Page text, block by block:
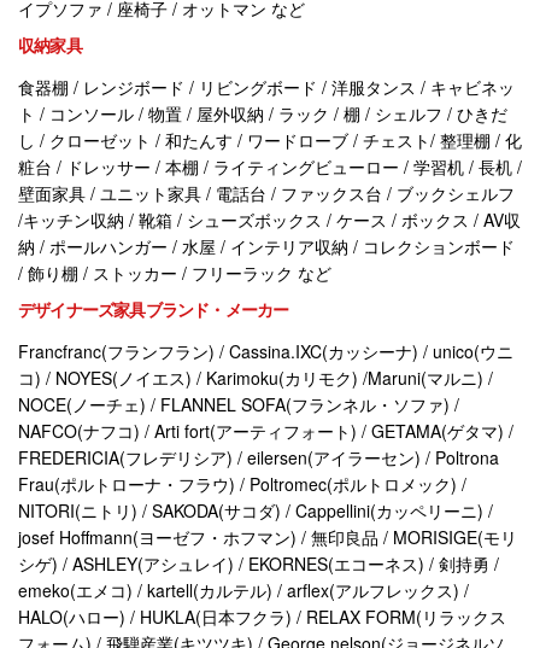
イプソファ / 座椅子 / オットマン など
収納家具
食器棚 / レンジボード / リビングボード / 洋服タンス / キャビネッ
ト / コンソール / 物置 / 屋外収納 / ラック / 棚 / シェルフ / ひきだ
し / クローゼット / 和たんす / ワードローブ / チェスト/ 整理棚 / 化
粧台 / ドレッサー / 本棚 / ライティングビューロー / 学習机 / 長机 /
壁面家具 / ユニット家具 / 電話台 / ファックス台 / ブックシェルフ
/キッチン収納 / 靴箱 / シューズボックス / ケース / ボックス / AV収
納 / ポールハンガー / 水屋 / インテリア収納 / コレクションボード
/ 飾り棚 / ストッカー / フリーラック など
デザイナーズ家具ブランド・メーカー
Francfranc(フランフラン) / Cassina.IXC(カッシーナ) / unico(ウニ
コ) / NOYES(ノイエス) / Karimoku(カリモク) /Maruni(マルニ) /
NOCE(ノーチェ) / FLANNEL SOFA(フランネル・ソファ) /
NAFCO(ナフコ) / Arti fort(アーティフォート) / GETAMA(ゲタマ) /
FREDERICIA(フレデリシア) / eilersen(アイラーセン) / Poltrona
Frau(ポルトローナ・フラウ) / Poltromec(ポルトロメック) /
NITORI(ニトリ) / SAKODA(サコダ) / Cappellini(カッペリーニ) /
josef Hoffmann(ヨーゼフ・ホフマン) / 無印良品 / MORISIGE(モリ
シゲ) / ASHLEY(アシュレイ) / EKORNES(エコーネス) / 剣持勇 /
emeko(エメコ) / kartell(カルテル) / arflex(アルフレックス) /
HALO(ハロー) / HUKLA(日本フクラ) / RELAX FORM(リラックス